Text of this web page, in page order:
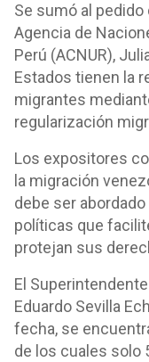
Se sumó al
Agencia de
Perú (ACNUR),
Estados tienen la
migrantes
regularización
Los expositores
la migración
debe ser
políticas que
protejan sus
El
Eduardo Sevilla
fecha, se
de los cuales solo